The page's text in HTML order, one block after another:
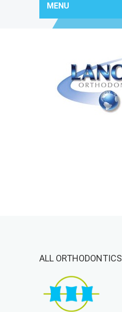
MENU
10
ALL ORTHODONTICS